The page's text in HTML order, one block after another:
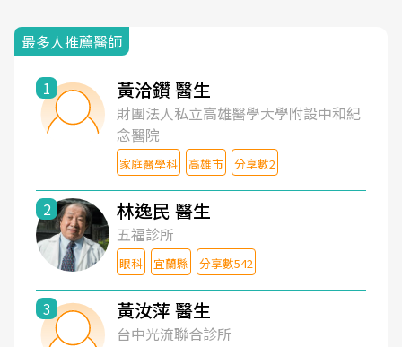
最多人推薦醫師
1 黃洽鑽 醫生
財團法人私立高雄醫學大學附設中和紀
念醫院
家庭醫學科 高雄市 分享數2
2 林逸民 醫生
五福診所
眼科 宜蘭縣 分享數542
3 黃汝萍 醫生
台中光流聯合診所